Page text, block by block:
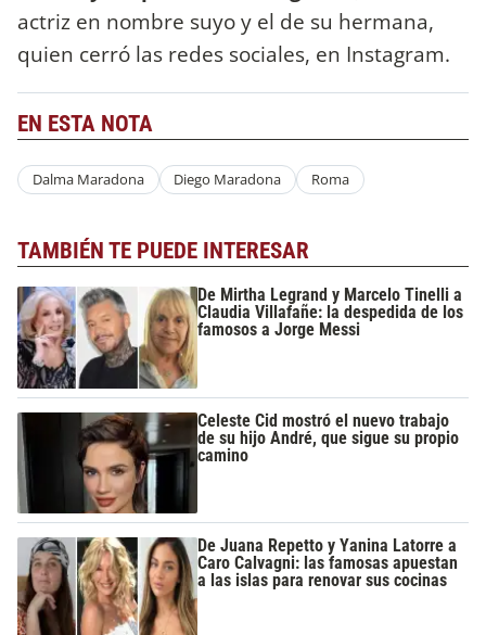
actriz en nombre suyo y el de su hermana,
quien cerró las redes sociales, en Instagram.
EN ESTA NOTA
Dalma Maradona Diego Maradona Roma
TAMBIÉN TE PUEDE INTERESAR
De Mirtha Legrand y Marcelo Tinelli a
Claudia Villafañe: la despedida de los
famosos a Jorge Messi
Celeste Cid mostró el nuevo trabajo
de su hijo André, que sigue su propio
camino
De Juana Repetto y Yanina Latorre a
Caro Calvagni: las famosas apuestan
a las islas para renovar sus cocinas